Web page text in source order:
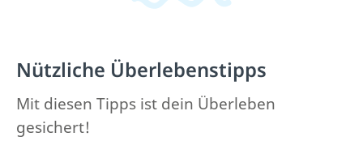
Nützliche Überlebenstipps
Mit diesen Tipps ist dein Überleben
gesichert!